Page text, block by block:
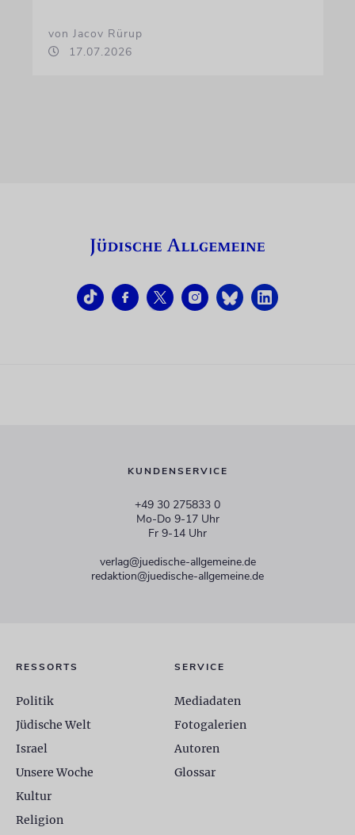
von Jacov Rürup
17.07.2026
KUNDENSERVICE
+49 30 275833 0
Mo-Do 9-17 Uhr
Fr 9-14 Uhr
verlag@juedische-allgemeine.de
redaktion@juedische-allgemeine.de
RESSORTS
Politik
Jüdische Welt
Israel
Unsere Woche
Kultur
Religion
SERVICE
Mediadaten
Fotogalerien
Autoren
Glossar